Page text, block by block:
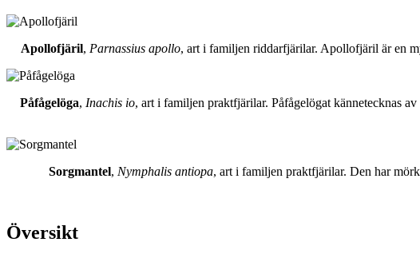
Apollofjäril, Parnassius apollo, art i familjen riddarfjärilar. Apollofjäril är en
Påfågelöga, Inachis io, art i familjen praktfjärilar. Påfågelögat kännetecknas
Sorgmantel, Nymphalis antiopa, art i familjen praktfjärilar. Den har
Översikt